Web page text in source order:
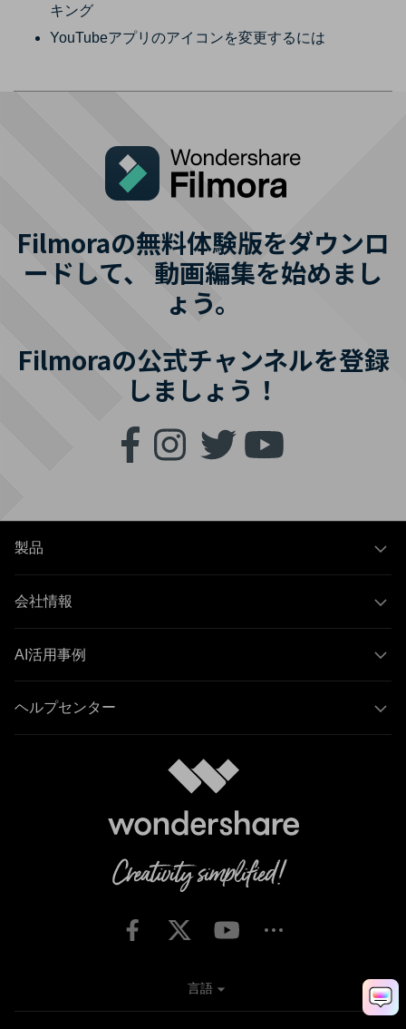
キング
YouTubeアプリのアイコンを変更するには
Filmoraの無料体験版をダウンロ
ードして、 動画編集を始めまし
ょう。
Filmoraの公式チャンネルを登録
しましょう！
製品
会社情報
AI活用事例
ヘルプセンター
言語